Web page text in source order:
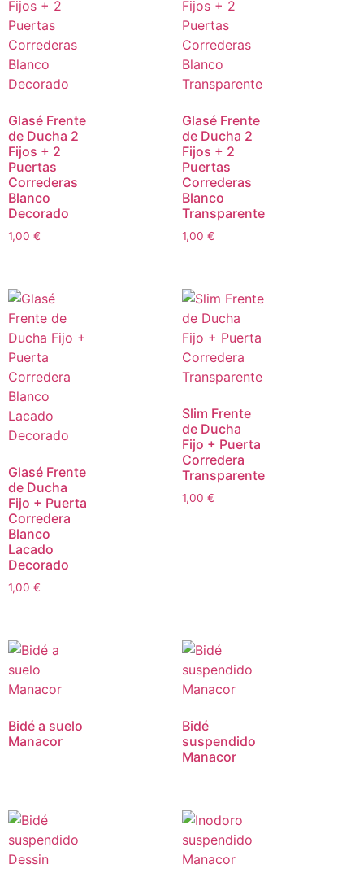
Glasé Frente
de Ducha 2
Fijos + 2
Puertas
Correderas
Blanco
Decorado
1,00 €
Glasé Frente
de Ducha 2
Fijos + 2
Puertas
Correderas
Blanco
Transparente
1,00 €
Glasé Frente
de Ducha
Fijo + Puerta
Corredera
Blanco
Lacado
Decorado
1,00 €
Slim Frente
de Ducha
Fijo + Puerta
Corredera
Transparente
1,00 €
Bidé a suelo
Manacor
Bidé
suspendido
Manacor